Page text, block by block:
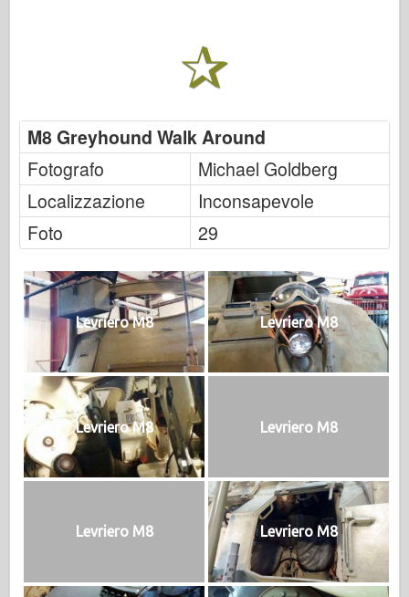
M8 Greyhound Walk Around
Fotografo
Michael Goldberg
Localizzazione
Inconsapevole
Foto
29
Levriero M8 Levriero M8
Levriero M8 Levriero M8
Levriero M8 Levriero M8